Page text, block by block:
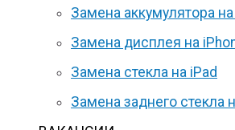
Замена аккумулятора
Замена дисплея на
Замена стекла на iPad
Замена заднего стекла